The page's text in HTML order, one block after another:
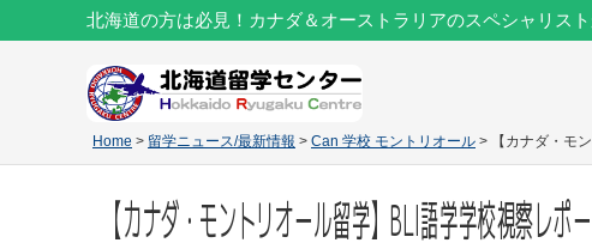
北海道の方は必見！カナダ＆オーストラリアのスペシャリス
Home > 留学ニュース/最新情報 > Can 学校 モントリオール > 【カナダ・モ
【カナダ・モントリオール留学】BLI語学学校視察レ